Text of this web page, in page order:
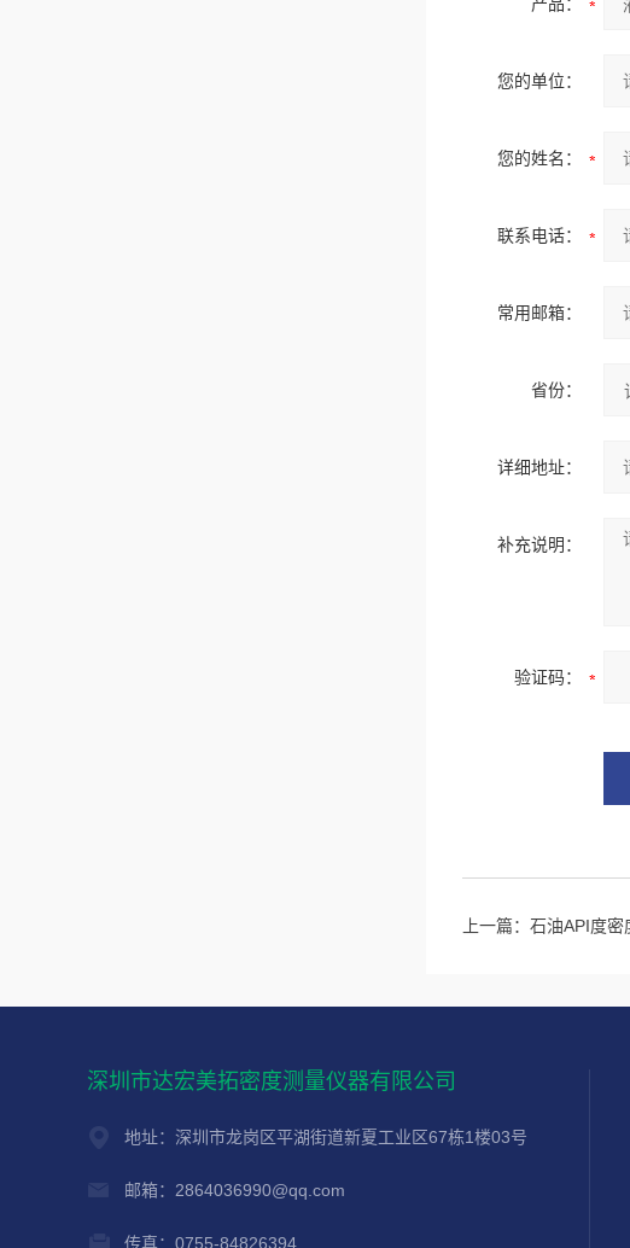
您的单位：
您的姓名：
联系电话：
常用邮箱：
省份：
详细地址：
补充说明：
验证码：
上一篇： 石油API度密
深圳市达宏美拓密度测量仪器有限公司
地址：深圳市龙岗区平湖街道新夏工业区67栋1楼03号
邮箱：2864036990@qq.com
传真：0755-84826394